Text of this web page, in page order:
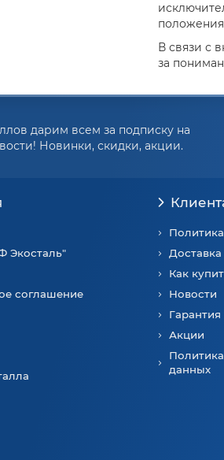
В связи с
за
дарим всем за подписку на
Новинки, скидки, акции.
Экосталь"
соглашение
Доставка
Как
Новости
Гарантия
Акции
данных